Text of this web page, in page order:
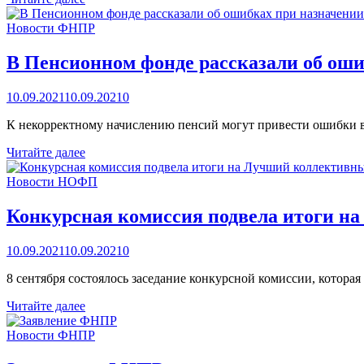
по
оплате
состоится
в
регионах
Новости ФНПР
В Пенсионном фонде рассказали об
10.09.202110.09.20210
К некорректному начислению пенсий могут привести
В
Пенсионном
фонде
об
ошибках
назначении
Читайте далее
Новости НОФП
Конкурсная комиссия подвела итоги
10.09.202110.09.20210
8 сентября состоялось заседание конкурсной комиссии,
Конкурсная
комиссия
подвела
Читайте далее
Новости ФНПР